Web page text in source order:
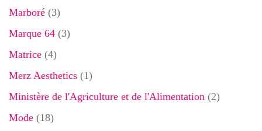
Marboré (3)
Marque 64 (3)
Matrice (4)
Merz Aesthetics (1)
Ministère de l'Agriculture et de l'Alimentation (2)
Mode (18)